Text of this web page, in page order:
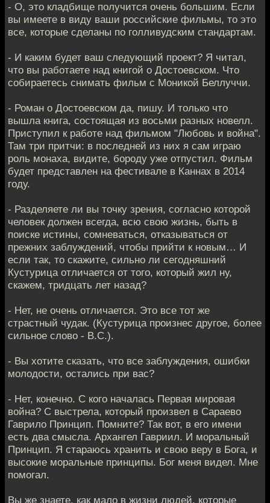
- О, это кладбище получится очень большим. Если
вы имеете в виду ваши российские фильмы, то это
все, которые сделаны по голливудским стандартам.
- И каким будет ваш следующий проект? Я читал,
что вы работаете над книгой о Достоевском. Что
собираетесь снимать фильм с Моникой Беллуччи.
- Роман о Достоевском да, пишу. И только что
вышла книга, состоящая из восьми разных новелл.
Приступил к работе над фильмом "Любовь и война".
Там три притчи: в последней из них я сам играю
роль монаха, видите, бороду уже отпустил. Фильм
будет представлен на фестивале в Каннах в 2014
году.
- Разделяете ли вы точку зрения, согласно которой
человек должен всегда, всю свою жизнь, быть в
поиске истины, сомневаться, отказываться от
прежних заблуждений, чтобы прийти к новым… И
если так, то скажите, сильно ли сегодняшний
Кустурица отличается от того, который жил ну,
скажем, тридцать лет назад?
- Нет, не очень отличается. Это все тот же
страстный чудак. (Кустурица произнес другое, более
сильное слово - В.С.).
- Вы хотите сказать, что все заблуждения, ошибки
молодости, остались при вас?
- Нет, конечно. С кого началась Первая мировая
война? С выстрела, который произвел в Сараево
Гаврило Принцип. Помните? Так вот, в его имени
есть два смысла. Архангел Гавриил. И моральный
Принцип. Я стараюсь хранить и свою веру в Бога, и
высокие моральные принципы. Бог меня видел. Мне
помогал.
Вы же знаете, как мало в жизни людей, которые